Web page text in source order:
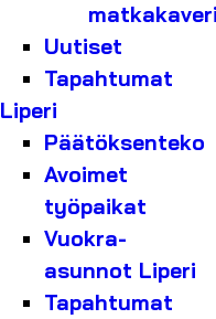
Uutiset
Tapahtumat
Liperi
Päätöksenteko
Avoimet
työpaikat
Vuokra-
asunnot Liperi
Tapahtumat